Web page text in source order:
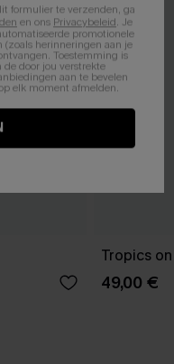
Tropics
49,00 €
formulier te verzenden, ga
en ons Privacybeleid. Je
promotionele
(zoals herinneringen aan je
Toestemming is
de door jou verstrekte
aan te bevelen
elk moment afmelden.